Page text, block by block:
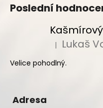
Poslední
Hodnocení
| Lukaš
Velice pohodlný.
Adresa